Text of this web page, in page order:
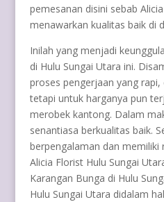
pemesanan disini sebab
menawarkan kualitas baik di
Inilah yang menjadi
di Hulu Sungai Utara ini.
proses pengerjaan yang
tetapi untuk harganya pun
merobek kantong. Dalam
senantiasa berkualitas baik.
berpengalaman dan
Alicia Florist Hulu Sungai
Karangan Bunga di Hulu
Hulu Sungai Utara didalam